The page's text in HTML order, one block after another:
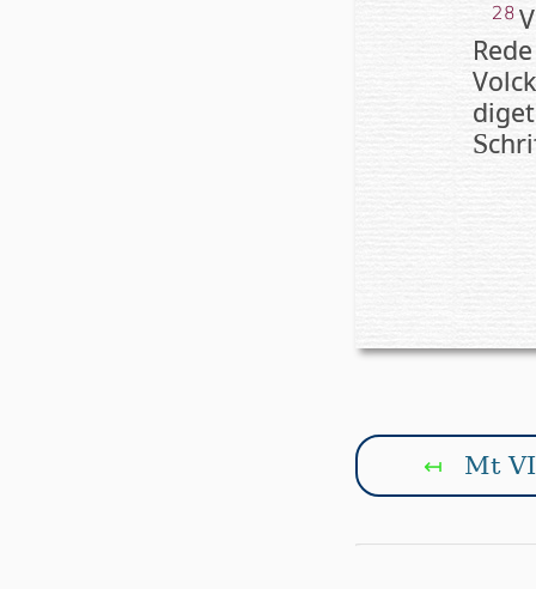
28
S
↤ Mt